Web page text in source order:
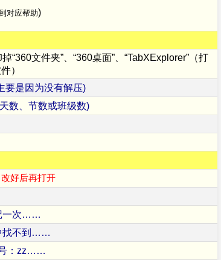
对应帮助)
文件夹”、“360桌面”、“TabXExplorer”（打
）
要是因为没有解压)
数、节数或班级数)
改好后再打开
一次……
找不到……
号：zz……